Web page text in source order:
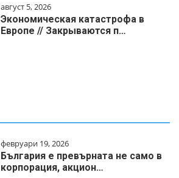
август 5, 2026
Экономическая катастрофа в
Европе // Закрываются п…
февруари 19, 2026
България е превърната не само в
корпорация, акцион…